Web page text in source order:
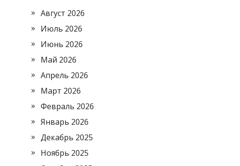
Август 2026
Июль 2026
Июнь 2026
Май 2026
Апрель 2026
Март 2026
Февраль 2026
Январь 2026
Декабрь 2025
Ноябрь 2025